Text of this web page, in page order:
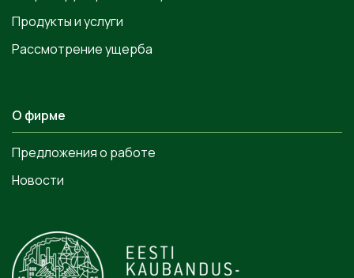
Продукты и услуги
Рассмотрение ущерба
О фирме
Предложения о работе
Новости